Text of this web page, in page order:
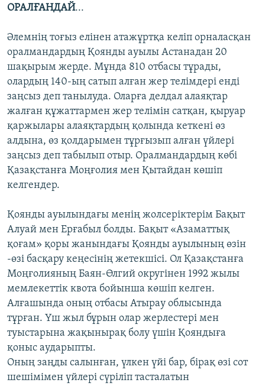
ОРАЛҒАНДАЙ...
Әлемнің тоғыз елінен атажұртқа келіп орналасқан
оралмандардың Қоянды ауылы Астанадан 20
шақырым жерде. Мұнда 810 отбасы тұрады,
олардың 140-ың сатып алған жер телімдері енді
заңсыз деп танылуда. Оларға делдал алаяқтар
жалған құжаттармен жер телімін сатқан, қыруар
қаржылары алаяқтардың қолында кеткені өз
алдына, өз қолдарымен тұрғызып алған үйлері
заңсыз деп табылып отыр. Оралмандардың көбі
Қазақстанға Моңғолия мен Қытайдан көшіп
келгендер.
Қоянды ауылындағы менің жолсеріктерім Бақыт
Алуай мен Ерғабыл болды. Бақыт «Азаматтық
қоғам» қоры жанындағы Қоянды ауылының өзін
-өзі басқару кеңесінің жетекшісі. Ол Қазақстанға
Моңғолияның Баян-Өлгий округінен 1992 жылы
мемлекеттік квота бойынша көшіп келген.
Алғашында оның отбасы Атырау облысында
тұрған. Үш жыл бұрын олар жерлестері мен
туыстарына жақынырақ болу үшін Қояндыға
қоныс аударыпты.
Оның заңды салынған, үлкен үйі бар, бірақ өзі сот
шешімімен үйлері сүріліп тасталатын